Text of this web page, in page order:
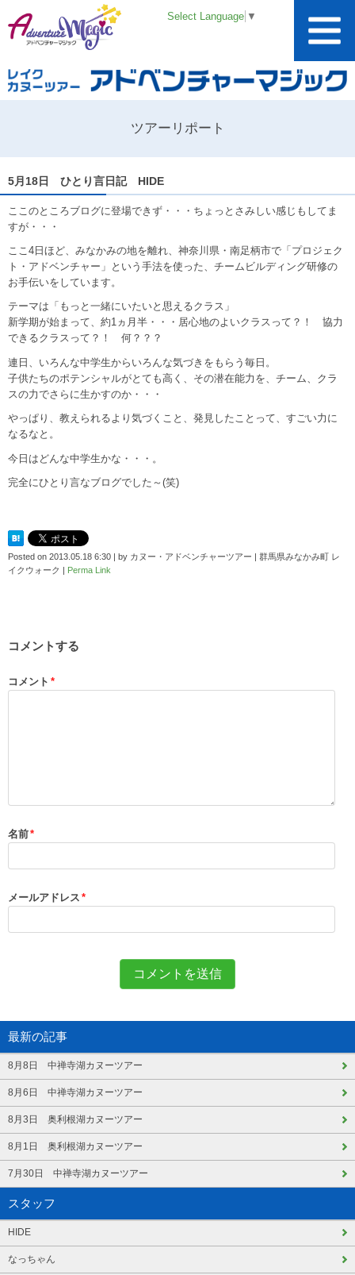
Select Language ▼
ツアーリポート
5月18日 ひとり言日記 HIDE
ここのところブログに登場できず・・・ちょっとさみしい感じもしてま
すが・・・
ここ4日ほど、みなかみの地を離れ、神奈川県・南足柄市で「プロジェク
ト・アドベンチャー」という手法を使った、チームビルディング研修の
お手伝いをしています。
テーマは「もっと一緒にいたいと思えるクラス」
新学期が始まって、約1ヵ月半・・・居心地のよいクラスって？！ 協力
できるクラスって？！ 何？？？
連日、いろんな中学生からいろんな気づきをもらう毎日。
子供たちのポテンシャルがとても高く、その潜在能力を、チーム、クラ
スの力でさらに生かすのか・・・
やっぱり、教えられるより気づくこと、発見したことって、すごい力に
なるなと。
今日はどんな中学生かな・・・。
完全にひとり言なブログでした～(笑)
Posted on 2013.05.18 6:30 | by カヌー・アドベンチャーツアー | 群馬県みなかみ町 レ
イクウォーク | Perma Link
コメントする
コメント *
名前*
メールアドレス *
最新の記事
8月8日 中禅寺湖カヌーツアー
8月6日 中禅寺湖カヌーツアー
8月3日 奥利根湖カヌーツアー
8月1日 奥利根湖カヌーツアー
7月30日 中禅寺湖カヌーツアー
スタッフ
HIDE
なっちゃん